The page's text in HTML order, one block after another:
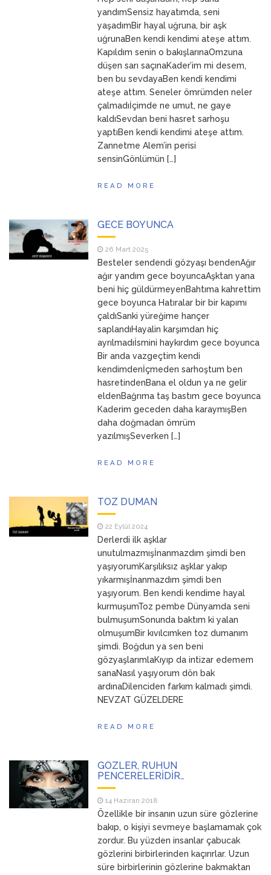
ANNEMyandımSensiz hayatımda, seni
yaşadımBir hayal uğruna, bir aşk
uğrunaBen kendi kendimi ateşe attım.
Kapıldım senin o bakışlarınaOmzuna
düşen sarı saçınaKader’im mi desem,
ben bu sevdayaBen kendi kendimi
ateşe attım. Seneler ömrümden neler
çalmadıİçimde ne umut, ne gaye
kaldıSevdan beni hasret sarhoşu
yaptıBen kendi kendimi ateşe attım.
Zannetme Alem’in perisi
sensinGönlümün […]
READ MORE
GECE BOYUNCA
26 Mart 2025
Besteler sendendi gözyaşı bendenAğır
ağır yandım gece boyuncaAşktan yana
beni hiç güldürmeyenBahtıma kahrettim
gece boyunca Hatıralar bir bir kapımı
çaldıSanki yüreğime hançer
saplandıHayalin karşımdan hiç
ayrılmadıİsmini haykırdım gece boyunca
Bir anda vazgeçtim kendi
kendimdenİçmeden sarhoştum ben
hasretindenBana el oldun ya ne gelir
eldenBağrıma taş bastım gece boyunca
Kaderim geceden daha karaymışBen
daha doğmadan ömrüm
yazılmışSeverken […]
READ MORE
TOZ DUMAN
22 Eylül 2024
Derlerdi ilk aşklar
unutulmazmışİnanmazdım şimdi ben
yaşıyorumKarşılıksız aşklar yakıp
yıkarmışİnanmazdım şimdi ben
yaşıyorum. Ben kendi kendime hayal
kurmuşumToz pembe Dünyamda seni
bulmuşumSonunda baktım ki yalan
olmuşumBir kıvılcımken toz dumanım
şimdi. Boğdun ya sen beni
gözyaşlarımlaKıyıp da intizar edemem
sanaNasıl yaşıyorum dön bak
ardınaDilenciden farkım kalmadı şimdi.
NEVZAT GÜZELDERE
READ MORE
GÖZLER, RUHUN
PENCERELERİDİR…
14 Haziran 2018
Özellikle bir insanın uzun süre gözlerine
bakıp, o kişiyi sevmeye başlamamak çok
zordur. Bu yüzden insanlar çabucak
gözlerini birbirlerinden kaçırırlar. Uzun
süre birbirlerinin gözlerine bakmaktan